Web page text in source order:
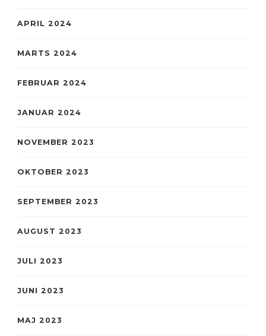
APRIL 2024
MARTS 2024
FEBRUAR 2024
JANUAR 2024
NOVEMBER 2023
OKTOBER 2023
SEPTEMBER 2023
AUGUST 2023
JULI 2023
JUNI 2023
MAJ 2023